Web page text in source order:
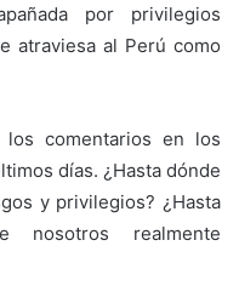
por privilegios
atraviesa al Perú como
comentarios en los
días. ¿Hasta dónde
y privilegios? ¿Hasta
nosotros realmente